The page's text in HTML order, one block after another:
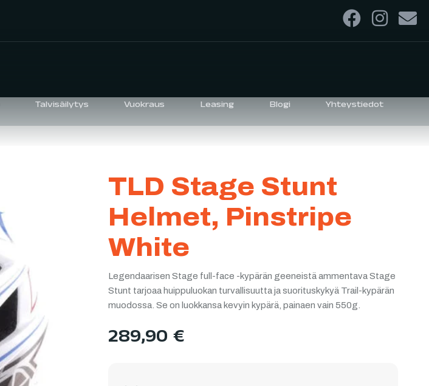
Talvisäilytys Vuokraus Leasing Blogi Yhteystiedot
TLD Stage Stunt
Helmet, Pinstripe
White
Legendaarisen Stage full-face -kypärän geeneistä ammentava Stage
Stunt tarjoaa huippuluokan turvallisuutta ja suorituskykyä Trail-kypärän
muodossa. Se on luokkansa kevyin kypärä, painaen vain 550g.
289,90€